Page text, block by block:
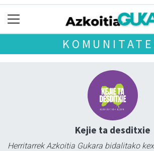
Kejie ta desditxie
Herritarrek Azkoitia Gukara bidalitako